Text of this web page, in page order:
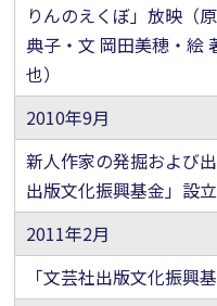
りんのえくぼ」放映 （
典子・文 岡田美穂・絵
也）
2010年9月
新人作家の発掘および
出版文化振興基金」設
2011年2月
「文芸社出版文化振興